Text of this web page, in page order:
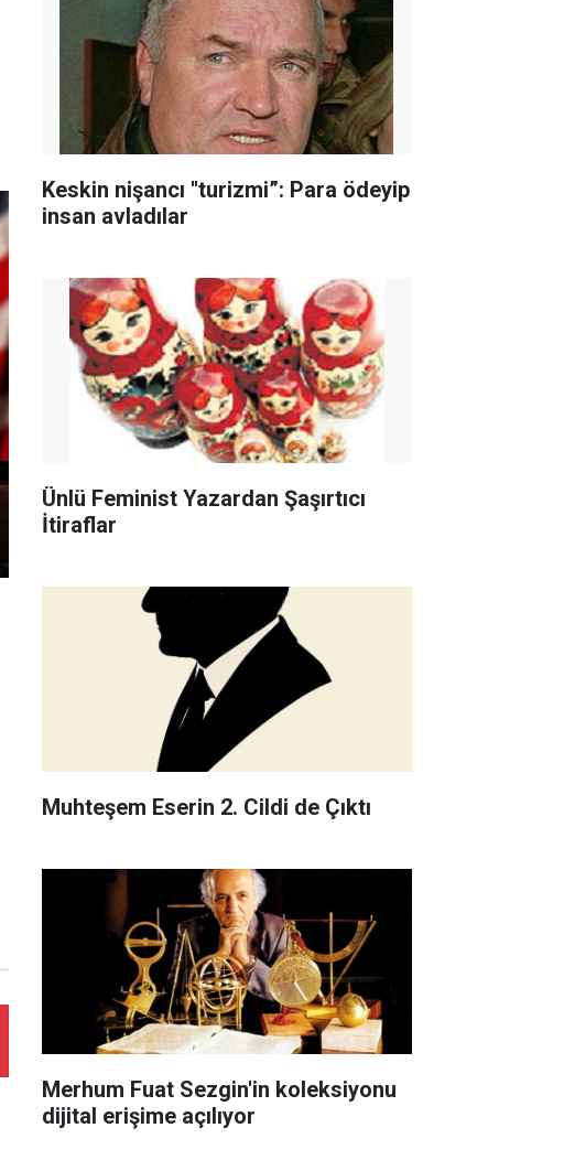
Keskin nişancı ''turizmi”: Para ödeyip
insan avladılar
Ünlü Feminist Yazardan Şaşırtıcı
İtiraflar
Muhteşem Eserin 2. Cildi de Çıktı
Merhum Fuat Sezgin'in koleksiyonu
dijital erişime açılıyor